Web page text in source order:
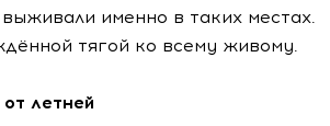
именно в таких местах.
тягой ко всему живому.
летней